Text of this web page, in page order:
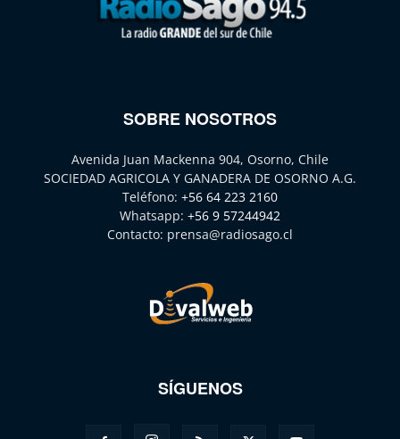
SOBRE NOSOTROS
Avenida Juan Mackenna 904, Osorno, Chile
SOCIEDAD AGRICOLA Y GANADERA DE OSORNO A.G.
Teléfono: +56 64 223 2160
Whatsapp: +56 9 57244942
Contacto: prensa@radiosago.cl
SÍGUENOS